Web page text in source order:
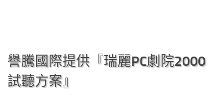
譽騰國際提供『瑞麗PC劇院2000
試聽方案』